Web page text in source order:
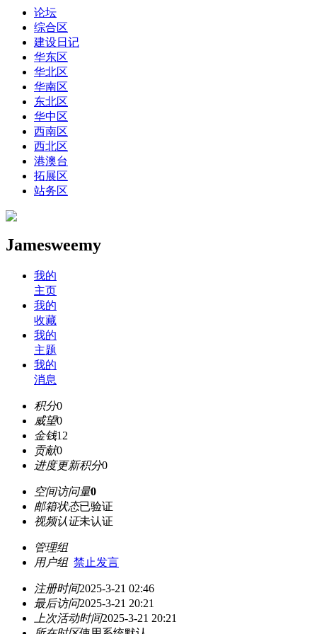
论坛
综合区
建设日记
华东区
华北区
华南区
东北区
华中区
西南区
西北区
港澳台
拓展区
站务区
Jamesweemy
我的
主页
我的
收藏
我的
主题
我的
消息
积分0
威望0
金钱12
贡献0
进度更新积分0
空间访问量0
邮箱状态已验证
视频认证未认证
管理组
用户组 禁止发言
注册时间2025-3-21 02:46
最后访问2025-3-21 20:21
上次活动时间2025-3-21 20:21